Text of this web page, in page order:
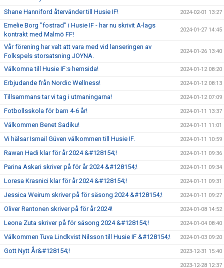
Shane Hanniford återvänder till Husie IF! 2024-02-01 13:27
Emelie Borg "fostrad" i Husie IF - har nu skrivit A-lags
kontrakt med Malmö FF!
2024-01-27 14:45
Vår förening har valt att vara med vid lanseringen av
Folkspels storsatsning JOYNA.
2024-01-26 13:40
Välkomna till Husie IF:s hemsida! 2024-01-12 08:20
Erbjudande från Nordic Wellness! 2024-01-12 08:13
Tillsammans tar vi tag i utmaningarna! 2024-01-12 07:09
Fotbollsskola för barn 4-6 år! 2024-01-11 13:37
Välkommen Benet Sadiku! 2024-01-11 11:01
Vi hälsar Ismail Güven välkommen till Husie IF. 2024-01-11 10:59
Rawan Hadi klar för år 2024 &#128154;! 2024-01-11 09:36
Parina Askari skriver på för år 2024 &#128154;! 2024-01-11 09:34
Loresa Krasnici klar för år 2024 &#128154;! 2024-01-11 09:31
Jessica Weirum skriver på för säsong 2024 &#128154;! 2024-01-11 09:27
Oliver Rantonen skriver på för år 2024! 2024-01-08 14:52
Leona Zuta skriver på för säsong 2024 &#128154;! 2024-01-04 08:40
Välkommen Tuva Lindkvist Nilsson till Husie IF &#128154;! 2024-01-03 09:20
Gott Nytt År&#128154;! 2023-12-31 15:40
2023-12-28 12:37